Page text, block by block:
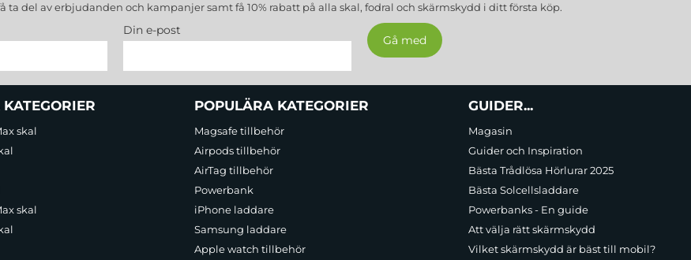
ta del av erbjudanden och kampanjer samt få 10% rabatt på alla skal, fodral och skärmskydd i ditt första köp.
Din e-post
skal
skal
POPULÄRA KATEGORIER
Magsafe tillbehör
Airpods tillbehör
AirTag tillbehör
Powerbank
iPhone laddare
Samsung laddare
Apple watch tillbehör
GUIDER...
Magasin
Guider och Inspiration
Bästa Trådlösa Hörlurar 2025
Bästa Solcellsladdare
Powerbanks - En guide
Att välja rätt skärmskydd
Vilket skärmskydd är bäst till mobil?